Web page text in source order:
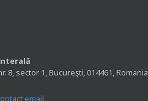
8, sector 1, Bucureşti, 014461, Romania
email